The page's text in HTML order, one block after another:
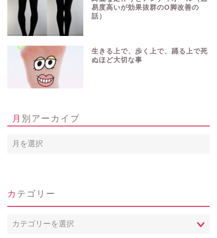
易度高いが効果抜群のO脚改善の
話）
生きる上で、歩く上で、踊る上で死
ぬほど大切な事
月別アーカイブ
カテゴリー
テ